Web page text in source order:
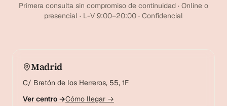
Primera consulta sin compromiso de continuidad · Online o
presencial · L-V 9:00–20:00 · Confidencial
Madrid
C/ Bretón de los Herreros, 55, 1F
Ver centro →Cómo llegar →